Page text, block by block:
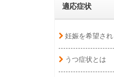
適応症状
妊娠を希望さ
うつ症状とは